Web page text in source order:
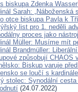
biskupa Zdenka
Sarah: „Náboženská
otce biskupa Pavla k
list pro 1. neděli
proces jako
Müller: Musíme mít
Brandmüller:
způsobují CHAOS
Biskup varuje
se loučí s
stolec: Synodální
(24.07.2022)